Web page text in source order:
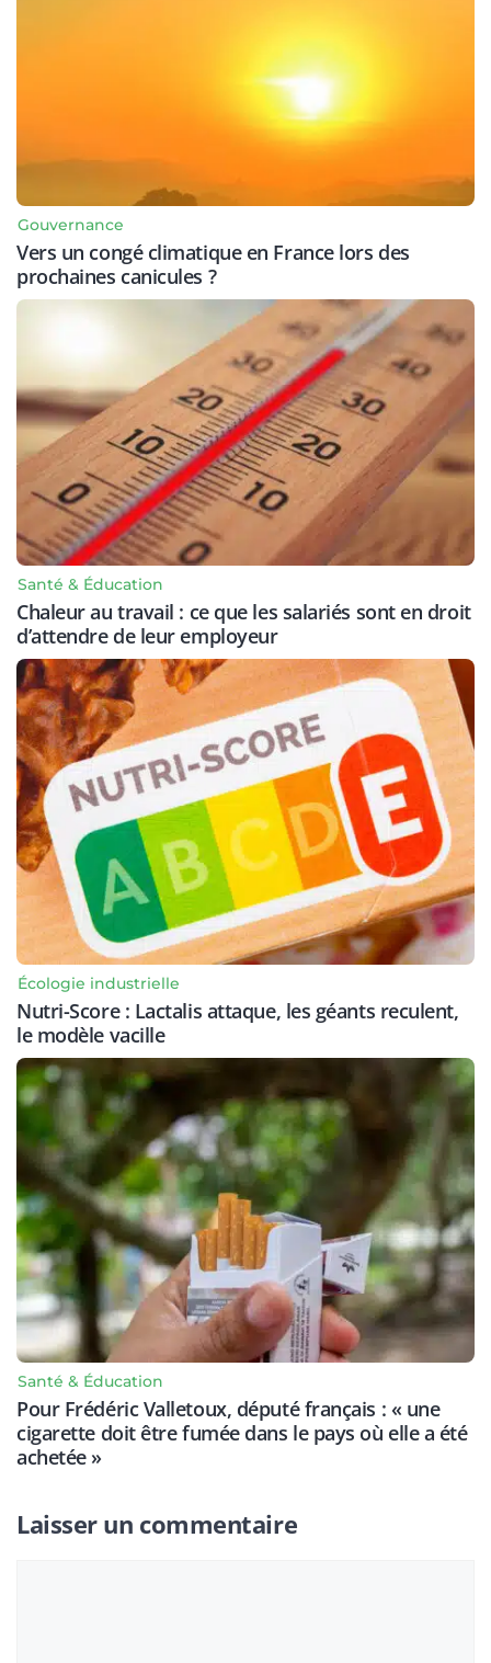
Gouvernance
Vers un congé climatique en France lors des
prochaines canicules ?
Santé & Éducation
Chaleur au travail : ce que les salariés sont en droit
d’attendre de leur employeur
Écologie industrielle
Nutri-Score : Lactalis attaque, les géants reculent,
le modèle vacille
Santé & Éducation
Pour Frédéric Valletoux, député français : « une
cigarette doit être fumée dans le pays où elle a été
achetée »
Laisser un commentaire